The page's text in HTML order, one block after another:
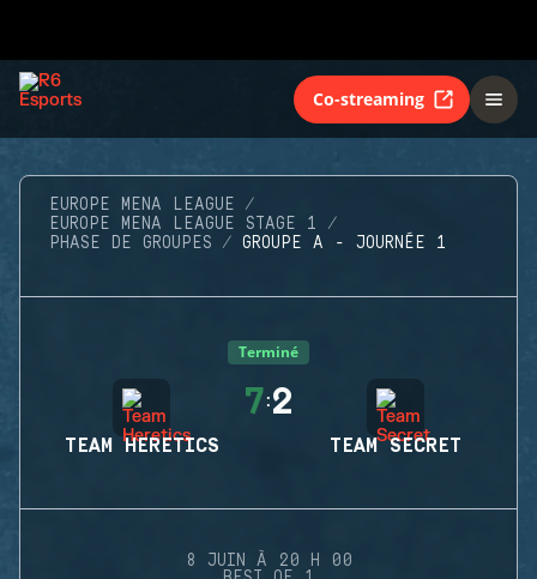
Co-streaming
EUROPE MENA LEAGUE
EUROPE MENA LEAGUE STAGE 1
PHASE DE GROUPES
GROUPE A - JOURNÉE 1
Terminé
TEAM HERETICS
7:2
TEAM SECRET
8 JUIN À 20 H 00